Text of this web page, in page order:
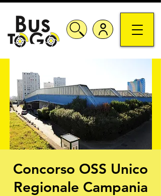
Concorso OSS Unico
Regionale Campania